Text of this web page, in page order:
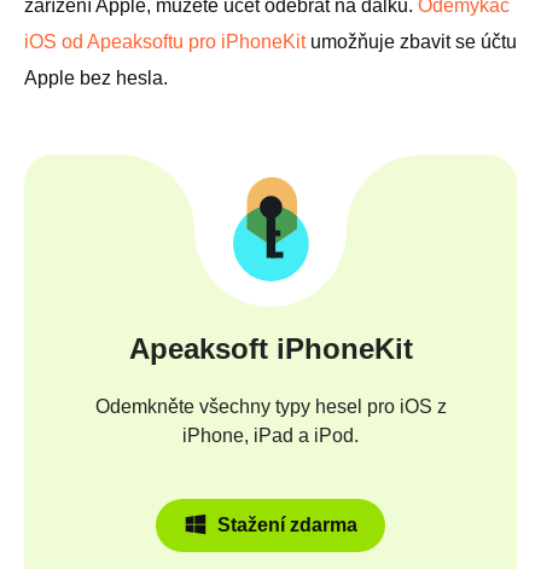
zařízení Apple, můžete účet odebrat na dálku. Odemykač
iOS od Apeaksoftu pro iPhoneKitumožňuje zbavit se účtu
Apple bez hesla.
Apeaksoft iPhoneKit
Odemkněte všechny typy hesel pro iOS z
iPhone, iPad a iPod.
Stažení zdarma